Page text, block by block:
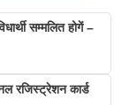
सम्मलित होगें –
रजिस्ट्रेशन कार्ड